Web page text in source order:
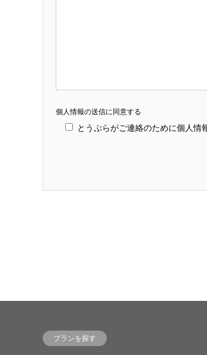
個人情報の送信に同意する
とうぷらがご連絡のために個人情
プランを探す